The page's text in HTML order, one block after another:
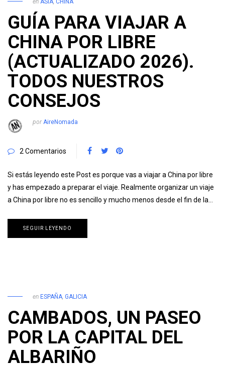
GUÍA PARA VIAJAR A
CHINA POR LIBRE
(ACTUALIZADO 2026).
TODOS NUESTROS
CONSEJOS
por AireNomada
2 Comentarios
Si estás leyendo este Post es porque vas a viajar a China por libre
y has empezado a preparar el viaje. Realmente organizar un viaje
a China por libre no es sencillo y mucho menos desde el fin de la…
SEGUIR LEYENDO
en ESPAÑA GALICIA
CAMBADOS, UN PASEO
POR LA CAPITAL DEL
ALBARIÑO